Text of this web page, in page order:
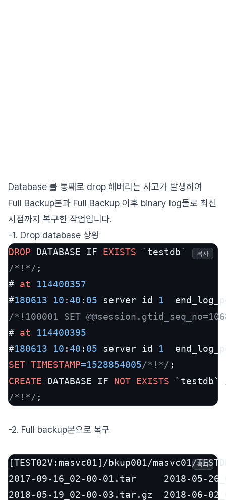
Database 를 통째로 drop 해버리는 사고가 발생하여
Full Backup본과 Full Backup 이후 binary log들로 최신
시점까지 복구한 작업입니다.
-1. Drop database 상황
DROP DATABASE IF EXISTS
/*!*/ ;
# at
114400357
#180613 10 :40 : 05 server id 1
/*!100001 SET
# at
114400395
#180613 10 :40 : 05 server id 1
SET TIMESTAMP=1528854005/*!*/
CREATE DATABASE IF NOT EXISTS `testdb`
/*!*/ ;
복사
-2. Full backup본으로 복구
[TEST02V:masvc01]/bkup001/masvc01/
2017-09-16_02-00-01.tar     2018-05-
2018-05-19_02-00-03.tar.gz  2018-06-
복사